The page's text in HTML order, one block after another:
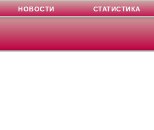
НОВОСТИ СТАТИСТИКА